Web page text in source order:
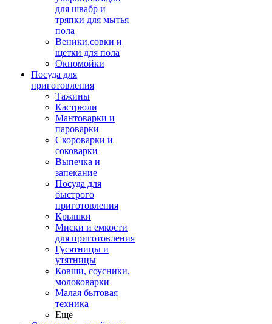
для швабр и
тряпки для мытья
пола
Веники,совки и
щетки для пола
Окномойки
Посуда для
приготовления
Тажины
Кастрюли
Мантоварки и
пароварки
Скороварки и
соковарки
Выпечка и
запекание
Посуда для
быстрого
приготовления
Крышки
Миски и емкости
для приготовления
Гусятницы и
утятницы
Ковши, соусники,
молоковарки
Малая бытовая
техника
Ещё